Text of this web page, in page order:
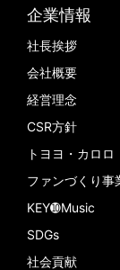
企業情報
社長挨拶
会社概要
経営理念
CSR方針
トヨヨ・カロロ
ファンづくり事
KEY➓Music
SDGs
社会貢献